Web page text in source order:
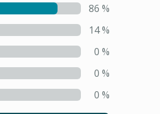
86 %
14%
0 %
0 %
0 %